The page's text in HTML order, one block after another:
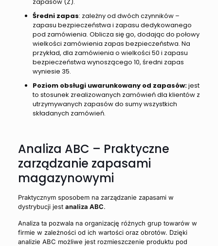
Średni zapas: zależny od dwóch czynników –
zapasu bezpieczeństwa i zapasu dedykowanego
pod zamówienia. Oblicza się go, dodając do połowy
wielkości zamówienia zapas bezpieczeństwa. Na
przykład, dla zamówienia o wielkości 50 i zapasu
bezpieczeństwa wynoszącego 10, średni zapas
wyniesie 35.
Poziom obsługi uwarunkowany od zapasów:jest
to stosunek zrealizowanych zamówień dla klientów z
utrzymywanych zapasów do sumy wszystkich
składanych zamówień.
Analiza ABC – Praktyczne
zarządzanie zapasami
magazynowymi
Praktycznym sposobem na zarządzanie zapasami w
dystrybucji jest analiza ABC.
Analiza ta pozwala na organizację różnych grup towarów w
firmie w zależności od ich wartości oraz obrotów. Dzięki
analizie ABC możliwe jest rozmieszczenie produktu pod